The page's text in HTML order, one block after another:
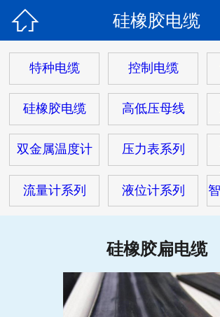
关
产
热
客
联
 硅橡胶电缆
特种电缆 控制电缆
硅橡胶电缆 高低压母线
双金属温度计 压力表系列
流量计系列 液位计系列
硅橡胶扁电缆